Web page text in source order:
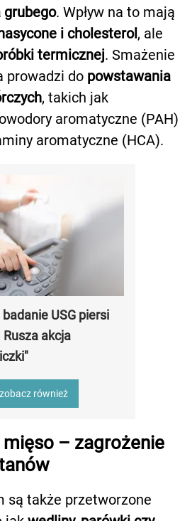
. Wpływ na to mają
i cholesterol, ale
termicznej. Smażenie
prowadzi do powstawania
, takich jak
aromatyczne (PAH)
aromatyczne (HCA).
badanie USG piersi
akcja
zobacz również
– zagrożenie
są także przetworzone